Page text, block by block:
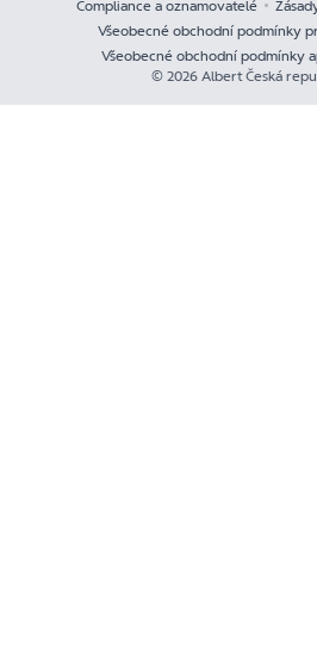
Compliance a oznamovatelé
Všeobecné obchodní podmínky
Všeobecné obchodní podmínky
© 2026 Albert Česká